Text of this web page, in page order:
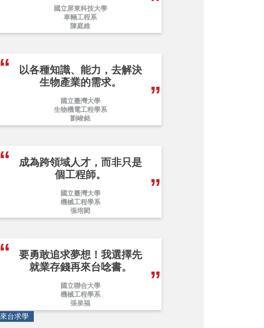
國立屏東科技大學
車輛工程系
陳庭維
以各種知識、能力，去解決
生物產業的需求。
國立臺灣大學
生物機電工程學系
劉峻銘
成為跨領域人才，而非只是
個工程師。
國立臺灣大學
機械工程學系
張培閎
要勇敢追求夢想！我選擇先
就業存錢再來台唸書。
國立聯合大學
機械工程學系
張泉福
來台求學